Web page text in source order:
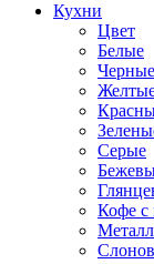
Кухни
Цвет
Белые
Черные
Серые
Кофе с